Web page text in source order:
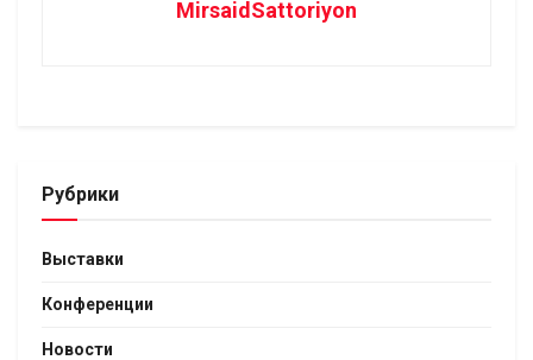
MirsaidSattoriyon
Рубрики
Выставки
Конференции
Новости